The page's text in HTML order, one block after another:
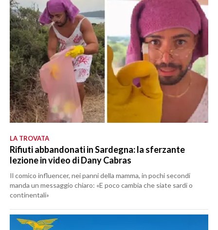
LA TROVATA
Rifiuti abbandonati in Sardegna: la sferzante
lezione in video di Dany Cabras
Il comico influencer, nei panni della mamma, in pochi secondi
manda un messaggio chiaro: «E poco cambia che siate sardi o
continentali»